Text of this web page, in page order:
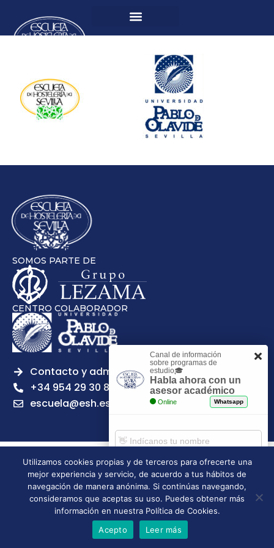
SOMOS PARTE DE
CENTRO COLABORADOR
Contacto y admisiones
+34 954 29 30 81
escuela@esh.es
Aviso legal Política de Privacidad
Política de Cookies
Política de calidad
Tablón de anuncios
Escuela Superior de Hostelería de Sevilla | 2026 | Todos los
derechos reservados
Utilizamos cookies propias y de terceros para ofrecerte una
mejor experiencia y servicio, de acuerdo a tus hábitos de
navegación de manera anónima. Si continúas navegando,
consideramos que aceptas su uso. Puedes obtener más
información en nuestra Política de Cookies.
Acepto
Leer más
Canal de información
sobre programas de
estudio🎓
Habla ahora con un
asesor académico
Online Whatsapp
Comenzar chat